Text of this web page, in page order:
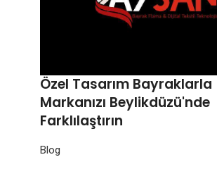
Özel Tasarım Bayraklarla
Markanızı Beylikdüzü'nde
Farklılaştırın
Blog